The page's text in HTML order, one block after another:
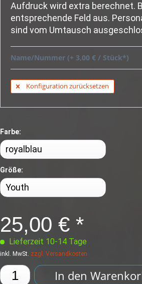
Aufdruck wird extra berechnet.
entsprechende Feld aus.
sind vom Umtausch
Name/Nummer (+ 3,00 € / Stück*)
Konfiguration zurücksetzen
Farbe:
Größe:
25,00 € *
Lieferzeit 10-14 Tage
inkl. MwSt. zzgl. Versandkosten
In den